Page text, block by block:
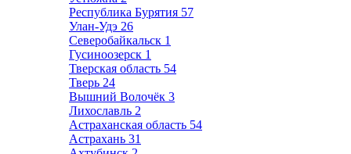
Республика Бурятия 57
Улан-Удэ 26
Северобайкальск 1
Гусиноозерск 1
Тверская область 54
Тверь 24
Вышний Волочёк 3
Лихославль 2
Астраханская область 54
Астрахань 31